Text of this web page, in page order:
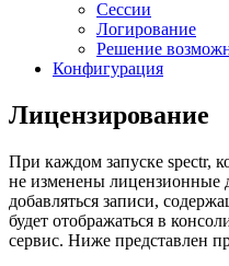
Сессии
Логирование
Решение
Конфигурация
Лицензирование
При каждом запуске spectr,
не изменены лицензионные
добавляться записи,
будет отображаться в
сервис. Ниже представлен